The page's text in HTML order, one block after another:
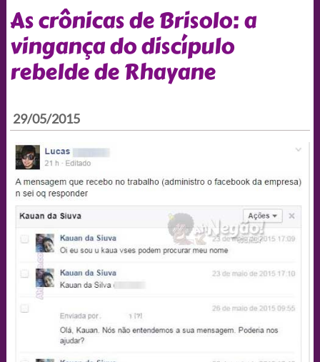
As crônicas de Brisolo: a
vingança do discípulo
rebelde de Rhayane
29/05/2015